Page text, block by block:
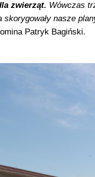
zwierząt. Wówczas
skorygowały nasze
Patryk Bagiński.